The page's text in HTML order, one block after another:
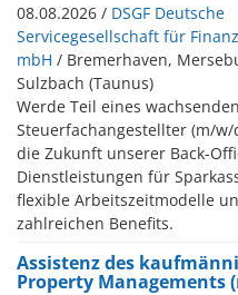
08.08.2026 / DSGF Deutsche
Servicegesellschaft für
mbH / Bremerhaven,
Sulzbach (Taunus)
Werde Teil eines
Steuerfachangestellter (m/
die Zukunft unserer Back-
Dienstleistungen für
flexible Arbeitszeitmodelle
zahlreichen Benefits.
Assistenz des
Property Managements